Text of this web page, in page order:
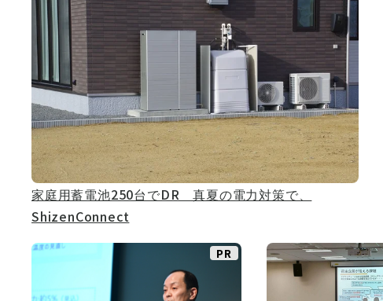
家庭用蓄電池250台でDR 真夏の電力対策で、
ShizenConnect
PR